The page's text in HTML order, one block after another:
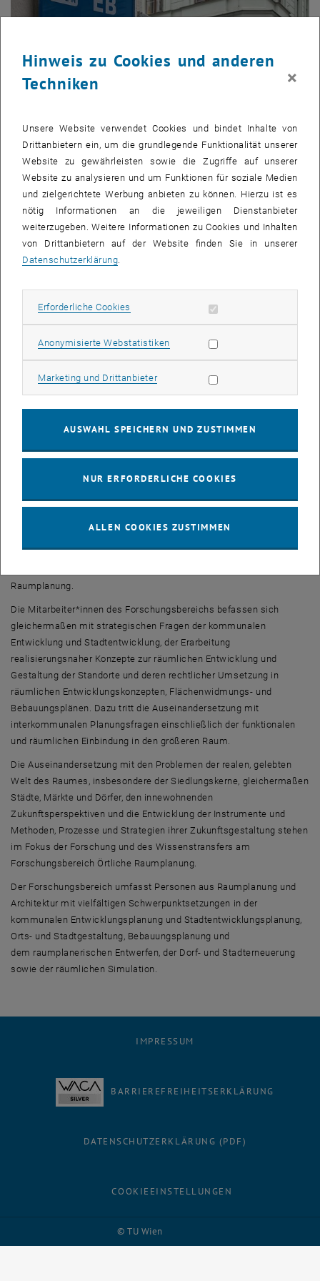
Kontakt
Unsere Haltung
begründeten Forschungsbereichs Örtliche Raumplanung (ifoer), seit
Raumplanung.
Die Mitarbeiter*innen des Forschungsbereichs befassen sich
gleichermaßen mit strategischen Fragen der kommunalen
Entwicklung und Stadtentwicklung, der Erarbeitung
realisierungsnaher Konzepte zur räumlichen Entwicklung und
Gestaltung der Standorte und deren rechtlicher Umsetzung in
räumlichen Entwicklungskonzepten, Flächenwidmungs- und
Bebauungsplänen. Dazu tritt die Auseinandersetzung mit
interkommunalen Planungsfragen einschließlich der funktionalen
und räumlichen Einbindung in den größeren Raum.
Die Auseinandersetzung mit den Problemen der realen, gelebten
Welt des Raumes, insbesondere der Siedlungskerne, gleichermaßen
Städte, Märkte und Dörfer, den innewohnenden
Zukunftsperspektiven und die Entwicklung der Instrumente und
Methoden, Prozesse und Strategien ihrer Zukunftsgestaltung stehen
im Fokus der Forschung und des Wissenstransfers am
Forschungsbereich Örtliche Raumplanung.
Der Forschungsbereich umfasst Personen aus Raumplanung und
Architektur mit vielfältigen Schwerpunktsetzungen in der
kommunalen Entwicklungsplanung und Stadtentwicklungsplanung,
Orts- und Stadtgestaltung, Bebauungsplanung und
dem raumplanerischen Entwerfen, der Dorf- und Stadterneuerung
sowie der räumlichen Simulation.
© TU Wien
IMPRESSUM
BARRIEREFREIHEITSERKLÄRUNG
DATENSCHUTZERKLÄRUNG (PDF)
COOKIEEINSTELLUNGEN
Hinweis zu Cookies und anderen
Techniken
×
Unsere Website verwendet Cookies und bindet Inhalte von
Drittanbietern ein, um die grundlegende Funktionalität unserer
Website zu gewährleisten sowie die Zugriffe auf unserer
Website zu analysieren und um Funktionen für soziale Medien
und zielgerichtete Werbung anbieten zu können. Hierzu ist es
nötig Informationen an die jeweiligen Dienstanbieter
weiterzugeben. Weitere Informationen zu Cookies und Inhalten
von Drittanbietern auf der Website finden Sie in unserer
Datenschutzerklärung
Erforderliche Cookies Erforderliche Cookies zulassen
Anonymisierte WebstatistikenStatistik Cookies zulassen
Marketing und DrittanbieterMarketing Cookies zulassen
AUSWAHL SPEICHERN UND ZUSTIMMEN
NUR ERFORDERLICHE COOKIES
ALLEN COOKIES ZUSTIMMEN